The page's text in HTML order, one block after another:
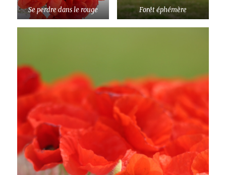
Se perdre dans le rouge Forêt éphémère